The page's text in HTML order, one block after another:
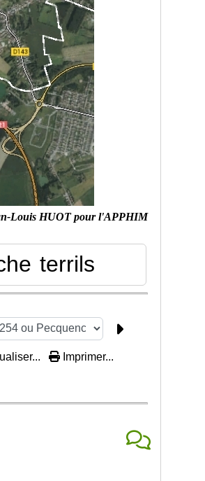
Louis HUOT pour l'APPHIM
terrils
Imprimer...